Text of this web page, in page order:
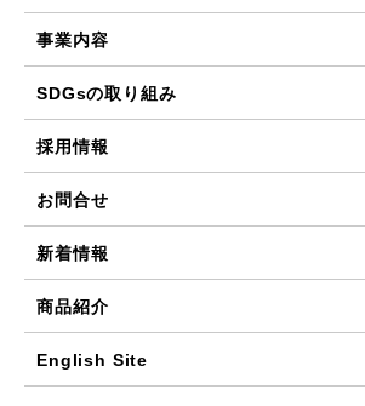
事業内容
SDGsの取り組み
採用情報
お問合せ
新着情報
商品紹介
English Site